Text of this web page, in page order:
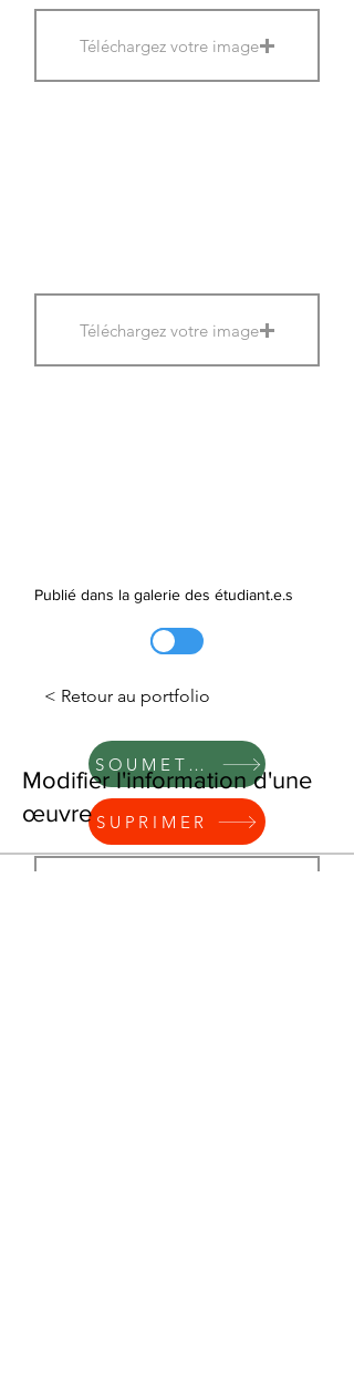
Téléchargez votre image
Téléchargez votre image
Publié dans la galerie des étudiant.e.s
SOUMETTRE
SUPRIMER
< Retour au portfolio
Modifier l'information d'une
œuvre